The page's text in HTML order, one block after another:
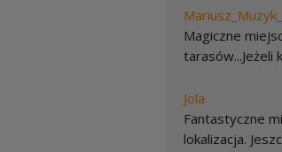
Magiczne
tarasów...Jeżeli
Jola
Fantastyczne
lokalizacja.